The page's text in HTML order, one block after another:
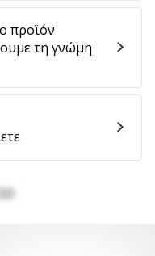
προϊόν
τη γνώμη